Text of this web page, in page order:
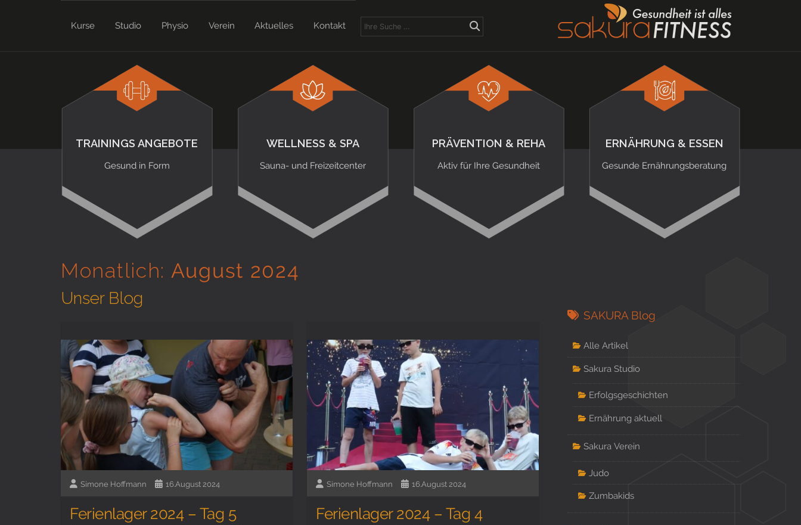
Kurse Studio Physio Verein Aktuelles Kontakt
TRAININGS ANGEBOTE
Gesund in Form
WELLNESS & SPA
Sauna- und Freizeitcenter
PRÄVENTION & REHA
Aktiv für Ihre Gesundheit
ERNÄHRUNG & ESSEN
Gesunde Ernährungsberatung
Monatlich: August 2024
Unser Blog
Simone Hoffmann 16.August 2024
Ferienlager 2024 – Tag 5
Simone Hoffmann 16.August 2024
Ferienlager 2024 – Tag 4
SAKURA Blog
Alle Artikel
Sakura Studio
Erfolgsgeschichten
Ernährung aktuell
Sakura Verein
Judo
Zumbakids